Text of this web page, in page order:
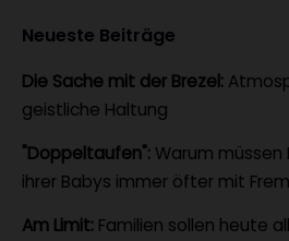
Neueste Beiträge
Die Sache mit der Brezel:
geistliche Haltung
"Doppeltaufen": Warum müssen
ihrer Babys immer öfter mit
Am Limit: Familien sollen heute